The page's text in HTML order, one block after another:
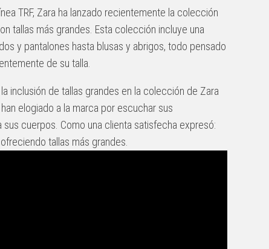
TRF, Zara ha lanzado recientemente la colección
tallas más grandes. Esta colección incluye una
y pantalones hasta blusas y abrigos, todo pensado
de su talla.
inclusión de tallas grandes en la colección de Zara
elogiado a la marca por escuchar sus
cuerpos. Como una clienta satisfecha expresó:
tallas más grandes.